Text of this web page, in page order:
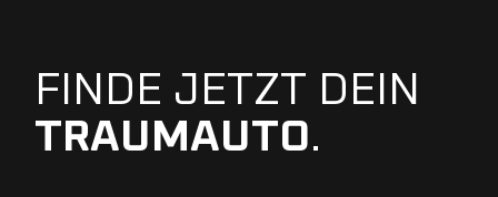
FINDE JETZT DEIN
TRAUMAUTO.